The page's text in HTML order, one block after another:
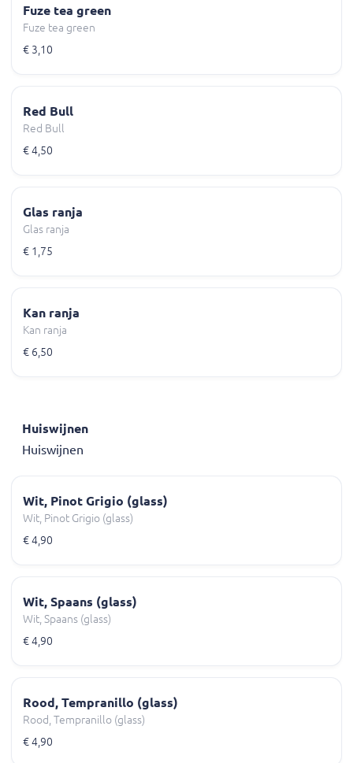
Fuze tea green
Fuze tea green
€ 3,10
Red Bull
Red Bull
€ 4,50
Glas ranja
Glas ranja
€ 1,75
Kan ranja
Kan ranja
€ 6,50
Huiswijnen
Huiswijnen
Wit, Pinot Grigio (glass)
Wit, Pinot Grigio (glass)
€ 4,90
Wit, Spaans (glass)
Wit, Spaans (glass)
€ 4,90
Rood, Tempranillo (glass)
Rood, Tempranillo (glass)
€ 4,90